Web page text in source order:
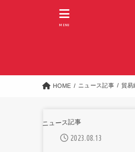
MENU
HOME ニュース記事 貿易
ニュース記事
2023.08.13